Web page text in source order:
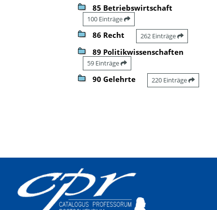
85 Betriebswirtschaft
100 Einträge
86 Recht 262 Einträge
89 Politikwissenschaften
59 Einträge
90 Gelehrte 220 Einträge